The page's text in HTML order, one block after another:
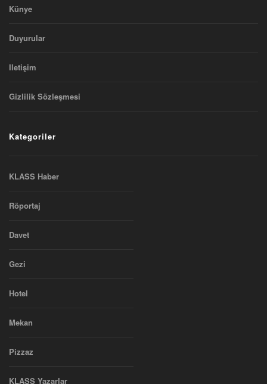
Künye
Duyurular
Iletişim
Gizlilik Sözleşmesi
Kategoriler
KLASS Haber
Röportaj
Davet
Gezi
Hotel
Mekan
Pizzaz
KLASS Yazarlar